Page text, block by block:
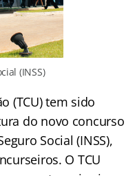
(INSS)
(TCU) tem sido
do novo concurso
Social (INSS),
O TCU